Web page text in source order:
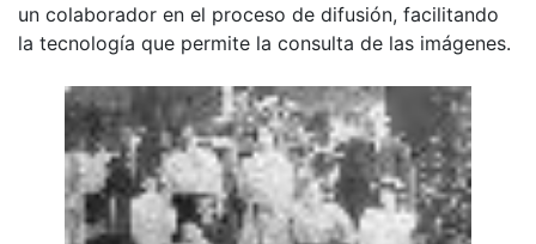
un colaborador en el proceso de difusión, facilitando
la tecnología que permite la consulta de las imágenes.